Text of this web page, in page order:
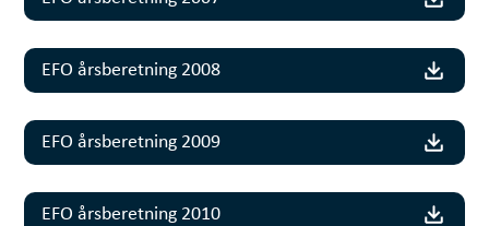
EFO årsberetning 2008
EFO årsberetning 2009
EFO årsberetning 2010